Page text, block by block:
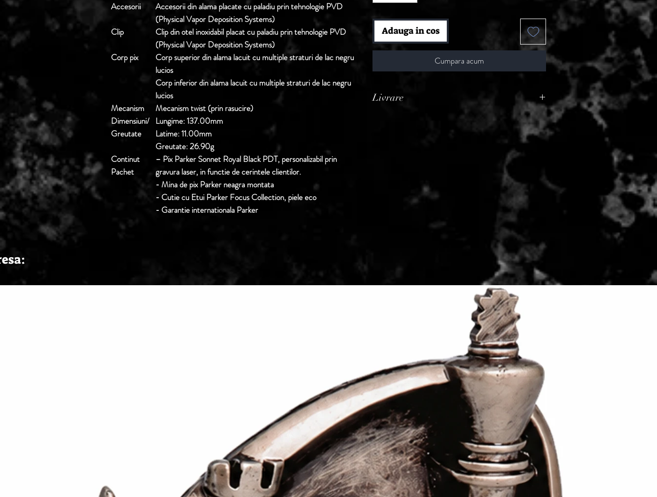
Accesorii
Accesorii din alama placate cu paladiu prin tehnologie PVD
(Physical Vapor Deposition Systems)
Clip
Clip din otel inoxidabil placat cu paladiu prin tehnologie PVD
(Physical Vapor Deposition Systems)
Corp pix
Corp superior din alama lacuit cu multiple straturi de lac negru
lucios
Corp inferior din alama lacuit cu multiple straturi de lac negru
lucios
Mecanism
Mecanism twist (prin rasucire)
Dimensiuni/
Greutate
Lungime: 137.00mm
Latime: 11.00mm
Greutate: 26.90g
Continut
Pachet
– Pix Parker Sonnet Royal Black PDT, personalizabil prin
gravura laser, in functie de cerintele clientilor.
- Mina de pix Parker neagra montata
- Cutie cu Etui Parker Focus Collection, piele eco
- Garantie internationala Parker
Adauga in cos
Cumpara acum
Livrare
Termen de livrare: 1 - 2 zile lucratoare, din momentul
confirmarii comenzii de catre Seller.